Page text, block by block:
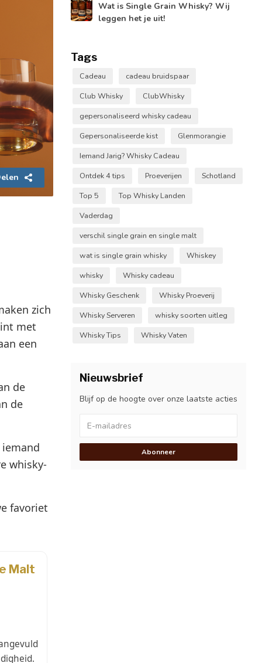
zich
met
een
de
de
whisky-
favoriet
Wat is Single Grain Whisky? Wij
leggen het je uit!
Tags
Cadeau
cadeau bruidspaar
Club Whisky
ClubWhisky
gepersonaliseerd whisky cadeau
Gepersonaliseerde kist
Glenmorangie
Iemand Jarig? Whisky Cadeau
Ontdek 4 tips
Proeverijen
Schotland
Top 5
Top Whisky Landen
Vaderdag
verschil single grain en single malt
wat is single grain whisky
Whiskey
whisky
Whisky cadeau
Whisky Geschenk
Whisky Proeverij
Whisky Serveren
whisky soorten uitleg
Whisky Tips
Whisky Vaten
Nieuwsbrief
Blijf op de hoogte over onze laatste acties
Abonneer